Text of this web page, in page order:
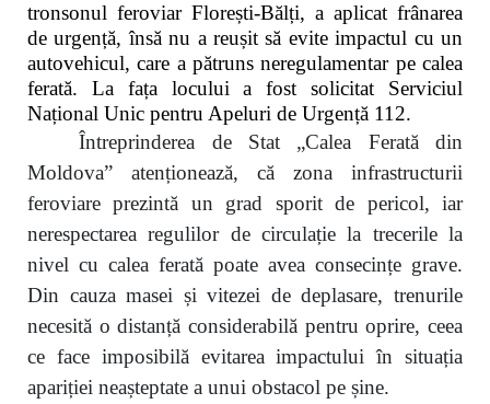
tronsonul feroviar Florești-Bălți, a aplicat frânarea
de urgență, însă nu a reușit să evite impactul cu un
autovehicul, care a pătruns neregulamentar pe calea
ferată. La fața locului a fost solicitat Serviciul
Național Unic pentru Apeluri de Urgență 112.
Întreprinderea de Stat „Calea Ferată din
Moldova” atenționează, că zona infrastructurii
feroviare prezintă un grad sporit de pericol, iar
nerespectarea regulilor de circulație la trecerile la
nivel cu calea ferată poate avea consecințe grave.
Din cauza masei și vitezei de deplasare, trenurile
necesită o distanță considerabilă pentru oprire, ceea
ce face imposibilă evitarea impactului în situația
apariției neașteptate a unui obstacol pe șine.